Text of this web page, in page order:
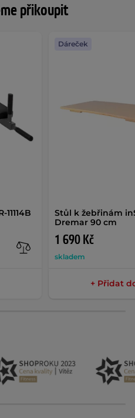
přikoupit
Stůl k žebřinám
Dremar 90 cm
1 690 Kč
skladem
Dáreček
+ Přidat